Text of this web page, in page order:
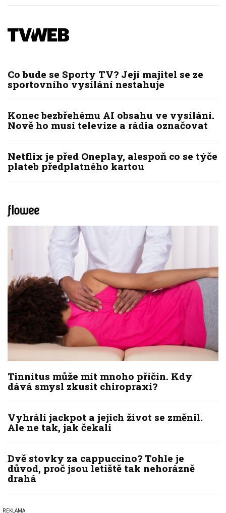
Co bude se Sporty TV? Její majitel se ze
sportovního vysílání nestahuje
Konec bezbřehému AI obsahu ve vysílání.
Nově ho musí televize a rádia označovat
Netflix je před Oneplay, alespoň co se týče
plateb předplatného kartou
Tinnitus může mít mnoho příčin. Kdy
dává smysl zkusit chiropraxi?
Vyhráli jackpot a jejich život se změnil.
Ale ne tak, jak čekali
Dvě stovky za cappuccino? Tohle je
důvod, proč jsou letiště tak nehorázně
drahá